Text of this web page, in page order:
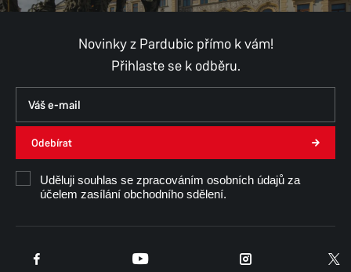
8:00–18:00
8:00–18:00
Pátek 8:00–18:00
Sobota
Neděle
Novinky z Pardubic přímo k vám!
Přihlaste se k odběru.
Odebírat
Uděluji souhlas se zpracováním osobních údajů za
účelem zasílání obchodního sdělení.